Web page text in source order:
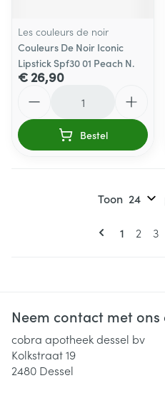
Les couleurs de noir
Couleurs De Noir Iconic
Lipstick Spf30 01 Peach N.
€ 26,90
Bestel
U lees
1 Pagina
2 3
Toon
Neem contact met ons
cobra apotheek dessel bv
Kolkstraat 19
2480 Dessel